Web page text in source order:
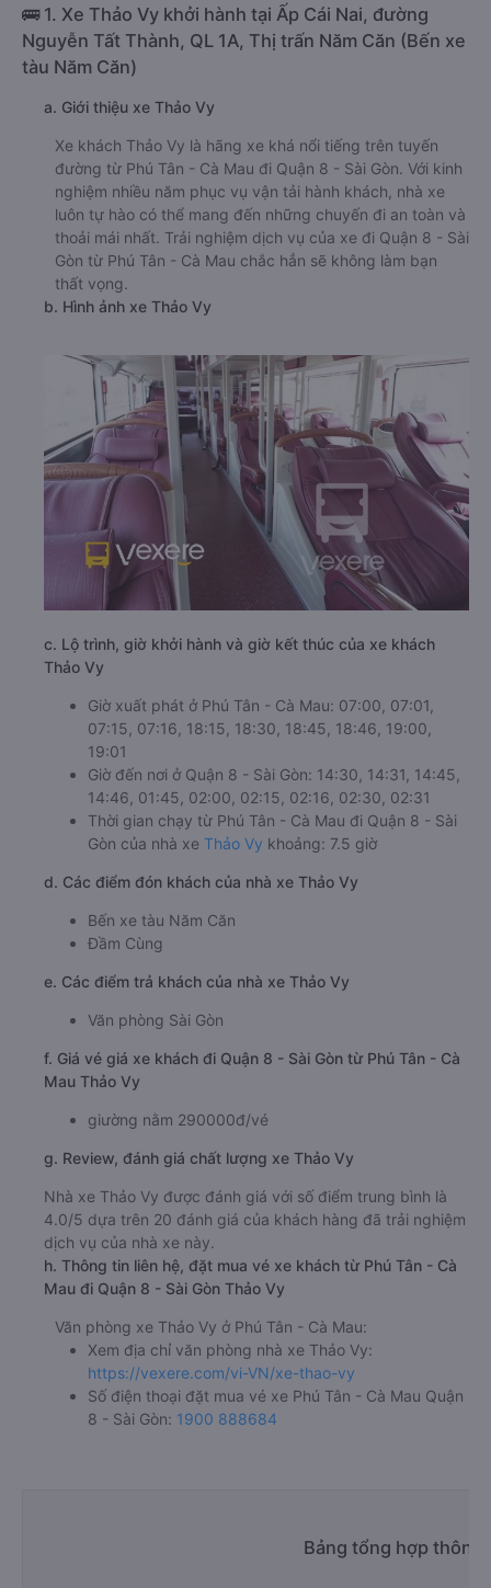
🚌 1. Xe Thảo Vy khởi hành tại Ấp Cái Nai, đường
Nguyễn Tất Thành, QL 1A, Thị trấn Năm Căn (Bến xe
tàu Năm Căn)
a. Giới thiệu xe Thảo Vy
Xe khách Thảo Vy là hãng xe khá nổi tiếng trên tuyến
đường từ Phú Tân - Cà Mau đi Quận 8 - Sài Gòn. Với kinh
nghiệm nhiều năm phục vụ vận tải hành khách, nhà xe
luôn tự hào có thể mang đến những chuyến đi an toàn và
thoải mái nhất. Trải nghiệm dịch vụ của xe đi Quận 8 - Sài
Gòn từ Phú Tân - Cà Mau chắc hẳn sẽ không làm bạn
thất vọng.
b. Hình ảnh xe Thảo Vy
c. Lộ trình, giờ khởi hành và giờ kết thúc của xe khách
Thảo Vy
Giờ xuất phát ở Phú Tân - Cà Mau: 07:00, 07:01,
07:15, 07:16, 18:15, 18:30, 18:45, 18:46, 19:00,
19:01
Giờ đến nơi ở Quận 8 - Sài Gòn: 14:30, 14:31, 14:45,
14:46, 01:45, 02:00, 02:15, 02:16, 02:30, 02:31
Thời gian chạy từ Phú Tân - Cà Mau đi Quận 8 - Sài
Gòn của nhà xe Thảo Vy khoảng: 7.5 giờ
d. Các điểm đón khách của nhà xe Thảo Vy
Bến xe tàu Năm Căn
Đầm Cùng
e. Các điểm trả khách của nhà xe Thảo Vy
Văn phòng Sài Gòn
f. Giá vé giá xe khách đi Quận 8 - Sài Gòn từ Phú Tân - Cà
Mau Thảo Vy
giường nằm 290000đ/vé
g. Review, đánh giá chất lượng xe Thảo Vy
Nhà xe Thảo Vy được đánh giá với số điểm trung bình là
4.0/5 dựa trên 20 đánh giá của khách hàng đã trải nghiệm
dịch vụ của nhà xe này.
h. Thông tin liên hệ, đặt mua vé xe khách từ Phú Tân - Cà
Mau đi Quận 8 - Sài Gòn Thảo Vy
Văn phòng xe Thảo Vy ở Phú Tân - Cà Mau:
Xem địa chỉ văn phòng nhà xe Thảo Vy:
https://vexere.com/vi-VN/xe-thao-vy
Số điện thoại đặt mua vé xe Phú Tân - Cà Mau Quận
8 - Sài Gòn: 1900 888684
Bảng tổng hợp thông